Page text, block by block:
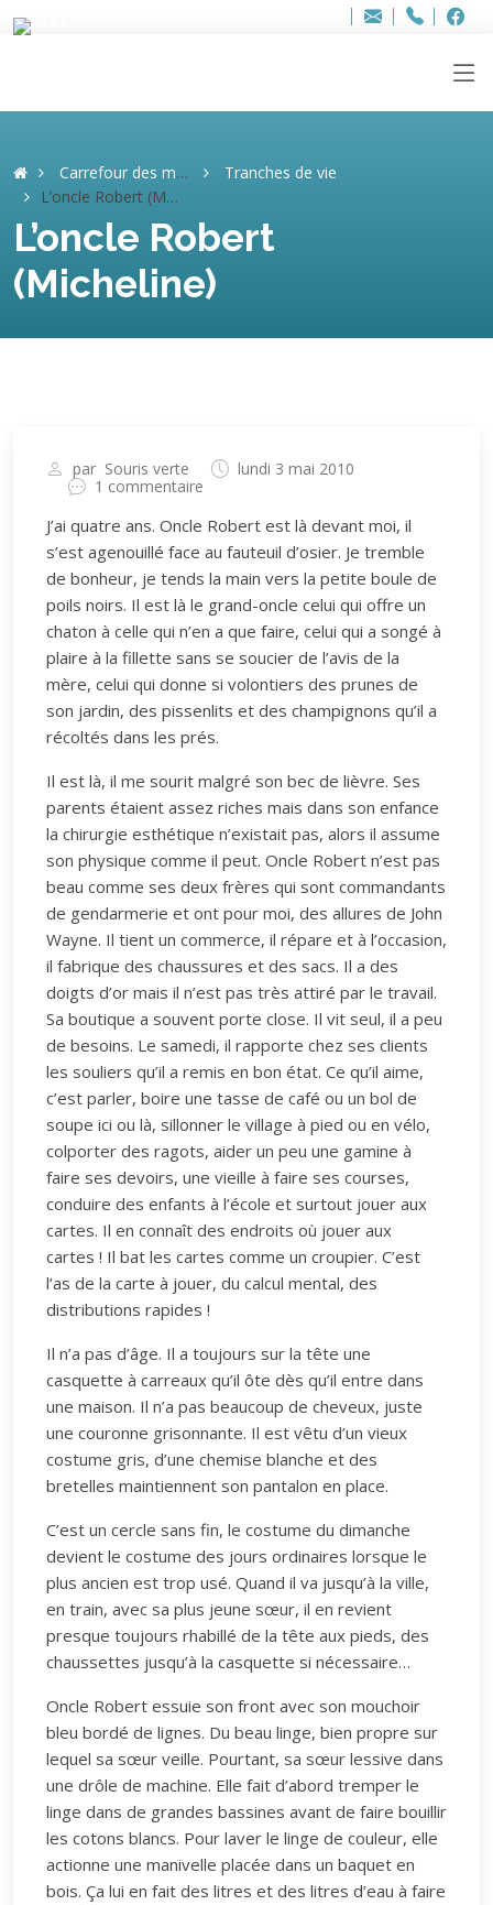
Adresse
info..hâthe..
Tel.
Tel.
Carrefour des mémoires
Tranches de vie
L’oncle Robert (Micheline)
L’oncle Robert
(Micheline)
par Souris verte
lundi 3 mai 2010
1 commentaire
J’ai quatre ans. Oncle Robert est là devant moi, il
s’est agenouillé face au fauteuil d’osier. Je tremble
de bonheur, je tends la main vers la petite boule de
poils noirs. Il est là le grand-oncle celui qui offre un
chaton à celle qui n’en a que faire, celui qui a songé à
plaire à la fillette sans se soucier de l’avis de la
mère, celui qui donne si volontiers des prunes de
son jardin, des pissenlits et des champignons qu’il a
récoltés dans les prés.
Il est là, il me sourit malgré son bec de lièvre. Ses
parents étaient assez riches mais dans son enfance
la chirurgie esthétique n’existait pas, alors il assume
son physique comme il peut. Oncle Robert n’est pas
beau comme ses deux frères qui sont commandants
de gendarmerie et ont pour moi, des allures de John
Wayne. Il tient un commerce, il répare et à l’occasion,
il fabrique des chaussures et des sacs. Il a des
doigts d’or mais il n’est pas très attiré par le travail.
Sa boutique a souvent porte close. Il vit seul, il a peu
de besoins. Le samedi, il rapporte chez ses clients
les souliers qu’il a remis en bon état. Ce qu’il aime,
c’est parler, boire une tasse de café ou un bol de
soupe ici ou là, sillonner le village à pied ou en vélo,
colporter des ragots, aider un peu une gamine à
faire ses devoirs, une vieille à faire ses courses,
conduire des enfants à l’école et surtout jouer aux
cartes. Il en connaît des endroits où jouer aux
cartes ! Il bat les cartes comme un croupier. C’est
l’as de la carte à jouer, du calcul mental, des
distributions rapides !
Il n’a pas d’âge. Il a toujours sur la tête une
casquette à carreaux qu’il ôte dès qu’il entre dans
une maison. Il n’a pas beaucoup de cheveux, juste
une couronne grisonnante. Il est vêtu d’un vieux
costume gris, d’une chemise blanche et des
bretelles maintiennent son pantalon en place.
C’est un cercle sans fin, le costume du dimanche
devient le costume des jours ordinaires lorsque le
plus ancien est trop usé. Quand il va jusqu’à la ville,
en train, avec sa plus jeune sœur, il en revient
presque toujours rhabillé de la tête aux pieds, des
chaussettes jusqu’à la casquette si nécessaire…
Oncle Robert essuie son front avec son mouchoir
bleu bordé de lignes. Du beau linge, bien propre sur
lequel sa sœur veille. Pourtant, sa sœur lessive dans
une drôle de machine. Elle fait d’abord tremper le
linge dans de grandes bassines avant de faire bouillir
les cotons blancs. Pour laver le linge de couleur, elle
actionne une manivelle placée dans un baquet en
bois. Ça lui en fait des litres et des litres d’eau à faire